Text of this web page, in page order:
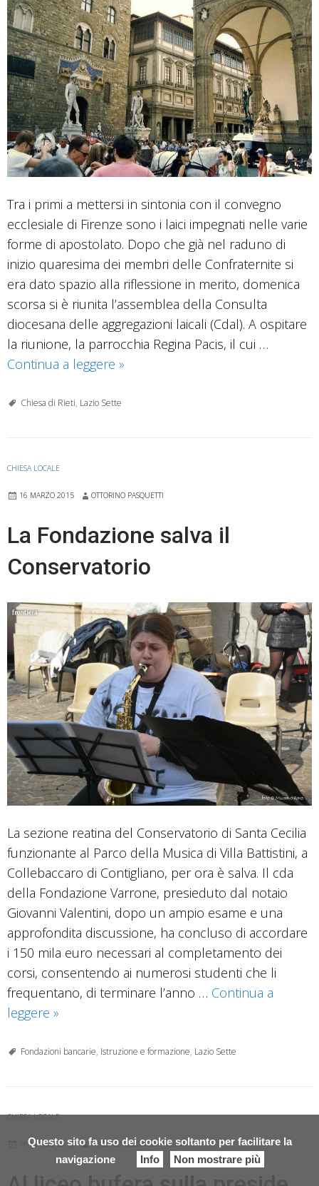
Questo sito fa uso dei cookie soltanto per facilitare la
navigazione
Info Non mostrare più
Tra i primi a mettersi in sintonia con il convegno
ecclesiale di Firenze sono i laici impegnati nelle varie
forme di apostolato. Dopo che già nel raduno di
inizio quaresima dei membri delle Confraternite si
era dato spazio alla riflessione in merito, domenica
scorsa si è riunita l’assemblea della Consulta
diocesana delle aggregazioni laicali (Cdal). A ospitare
la riunione, la parrocchia Regina Pacis, il cui …
Continua a leggere Aggregazioni
reatine
»
Chiesa di Rieti, Lazio Sette
CHIESA LOCALE
16 MARZO 2015 OTTORINO PASQUETTI
La Fondazione salva il
Conservatorio
La sezione reatina del Conservatorio di Santa Cecilia
funzionante al Parco della Musica di Villa Battistini, a
Collebaccaro di Contigliano, per ora è salva. Il cda
della Fondazione Varrone, presieduto dal notaio
Giovanni Valentini, dopo un ampio esame e una
approfondita discussione, ha concluso di accordare
i 150 mila euro necessari al completamento dei
corsi, consentendo ai numerosi studenti che li
frequentano, di terminare l’anno … Continua a
leggere La
salva
»
Fondazioni bancarie, Istruzione e formazione, Lazio Sette
CHIESA LOCALE
16 MARZO 2015 NAZARENO BONCOMPAGNI